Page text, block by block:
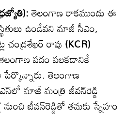
తెలంగాణ రాకముందు ఈ
ఉండేవని మాజీ సీఎం,
చంద్రశేఖర్ రావు (KCR)
పదం పలకడానికే
తెలంగాణ
మాజీ మంత్రి జీవన్‌రెడ్డి
జీవన్‌రెడ్డితో తమకు స్నేహం